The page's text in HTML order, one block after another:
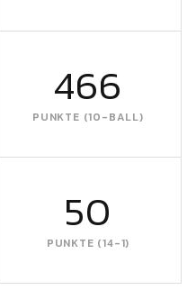
466
PUNKTE (10-BALL)
50
PUNKTE (14-1)